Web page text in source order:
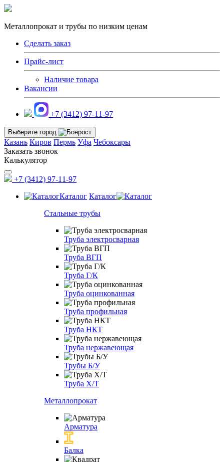
Металлопрокат и трубы по низким ценам
Сделать заказ
Прайс-лист
Наличие товара
Вакансии
+7 (3412) 97-11-97
Выберите город
Казань Киров Пермь Уфа Чебоксары
Заказать звонок
Калькулятор
+7 (3412) 97-11-97
Каталог Каталог
Стальные трубы
Труба электросварная
Труба ВГП
Труба Г/К
Труба оцинкованная
Труба профильная
Труба НКТ
Труба нержавеющая
Трубы Б/У
Труба Х/Т
Металлопрокат
Арматура
Балка